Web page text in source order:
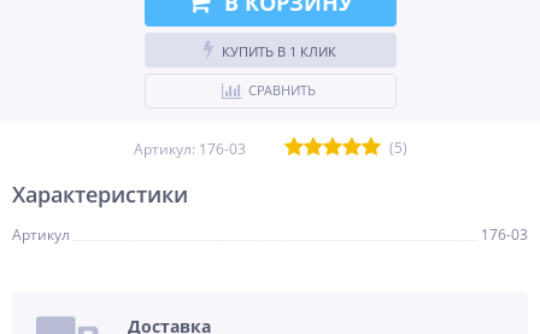
КУПИТЬ В 1 КЛИК
СРАВНИТЬ
Артикул: 176-03 (5)
Характеристики
Артикул 176-03
Доставка